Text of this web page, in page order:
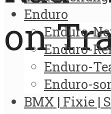
on
Enduro
Enduro-
Enduro-
Enduro-
Enduro-
BMX | Fixie |